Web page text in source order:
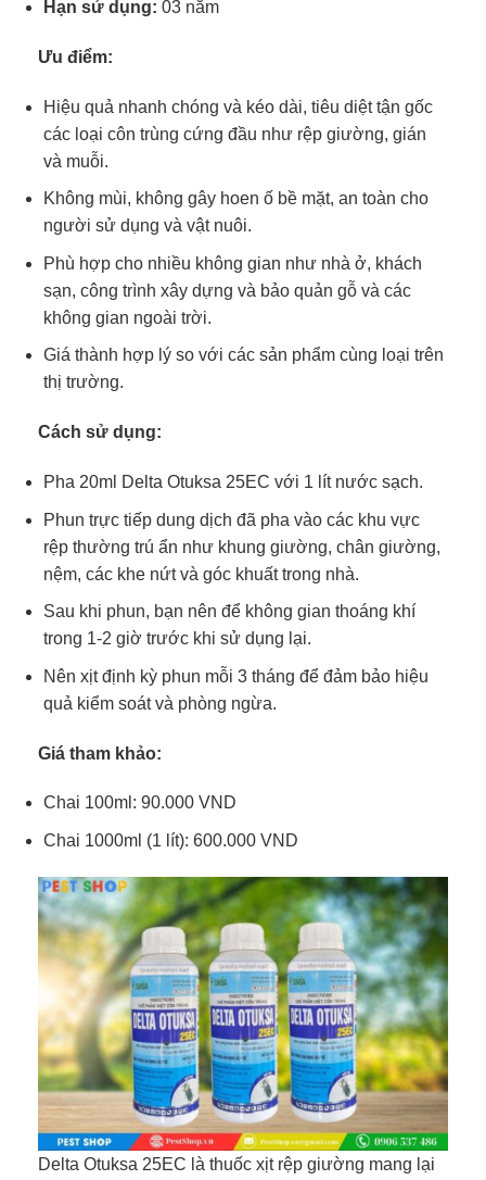
Hạn sử dụng: 03 năm
Ưu điểm:
Hiệu quả nhanh chóng và kéo dài, tiêu diệt tận gốc
các loại côn trùng cứng đầu như rệp giường, gián
và muỗi.
Không mùi, không gây hoen ố bề mặt, an toàn cho
người sử dụng và vật nuôi.
Phù hợp cho nhiều không gian như nhà ở, khách
sạn, công trình xây dựng và bảo quản gỗ và các
không gian ngoài trời.
Giá thành hợp lý so với các sản phẩm cùng loại trên
thị trường.
Cách sử dụng:
Pha 20ml Delta Otuksa 25EC với 1 lít nước sạch.
Phun trực tiếp dung dịch đã pha vào các khu vực
rệp thường trú ẩn như khung giường, chân giường,
nệm, các khe nứt và góc khuất trong nhà.
Sau khi phun, bạn nên để không gian thoáng khí
trong 1-2 giờ trước khi sử dụng lại.
Nên xịt định kỳ phun mỗi 3 tháng để đảm bảo hiệu
quả kiểm soát và phòng ngừa.
Giá tham khảo:
Chai 100ml: 90.000 VND
Chai 1000ml (1 lít): 600.000 VND
Delta Otuksa 25EC là thuốc xịt rệp giường mang lại